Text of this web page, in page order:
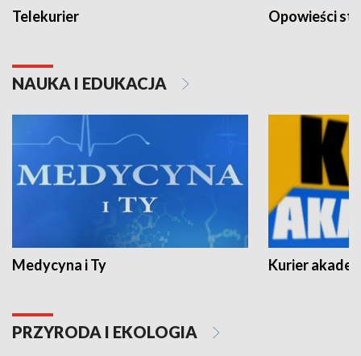
Telekurier Opowieści
NAUKA I EDUKACJA
Medycyna i Ty Kurier
PRZYRODA I EKOLOGIA